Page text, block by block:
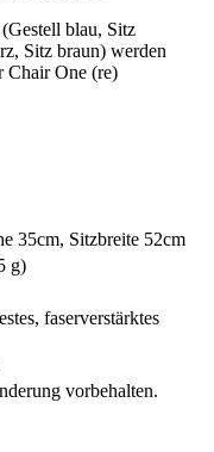
blau, Sitz
Sitz braun) werden
Chair One (re)
35cm, Sitzbreite 52cm
g)
faserverstärktes
vorbehalten.